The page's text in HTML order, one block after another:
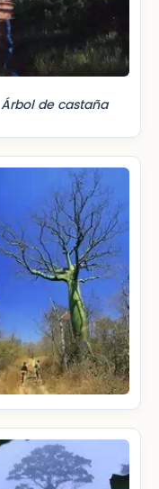
Árbol de castaña